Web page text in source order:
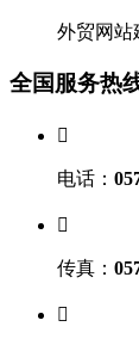
外贸网站
全国服务热

电话：

传真：
